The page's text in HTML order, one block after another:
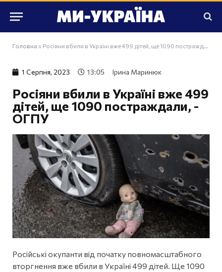
Головна » Росіяни вбили в Україні вже 499 дітей, ще 1090 постраждали, - ОГПУ
1 Серпня, 2023 13:05 Ірина Маринюк
Росіяни вбили в Україні вже 499
дітей, ще 1090 постраждали, -
ОГПУ
Російські окупанти від початку повномасштабного
вторгнення вже вбили в Україні 499 дітей. Ще 1090